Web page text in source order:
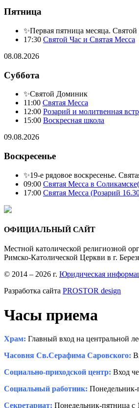
Пятница
✨Первая пятница месяца.
17:30 Святой Час и Святая Месса
08.08.2026
Суббота
✨Святой Доминик
11:00 Святая Месса
12:00 Розарий и молитвенная
15:00 Воскресная школа
09.08.2026
Воскресенье
✨19-е рядовое воскресенье.
09:00 Святая Месса в
17:00 Святая Месса (Розарий
ОФИЦИАЛЬНЫЙ САЙТ
Местной католической религиозной
Римско-Католической Церкви в г.
© 2014 – 2026 г. Юридическая
Разработка сайта PROSTOR design
Часы приема
Храм: Главный вход на центральной
Часовня Св.Серафима Саровского:
Социально-приходской центр: Вход
Социальный работник: Понедельник-
Секретариат: Понедельник-пятница с